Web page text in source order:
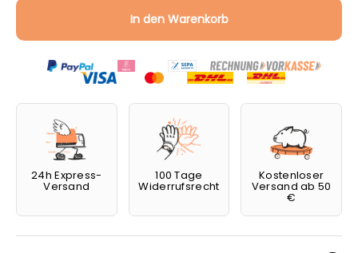
In den Warenkorb
24h Express-
Versand
100 Tage
Widerrufsrecht
Kostenloser
Versand ab 50
€